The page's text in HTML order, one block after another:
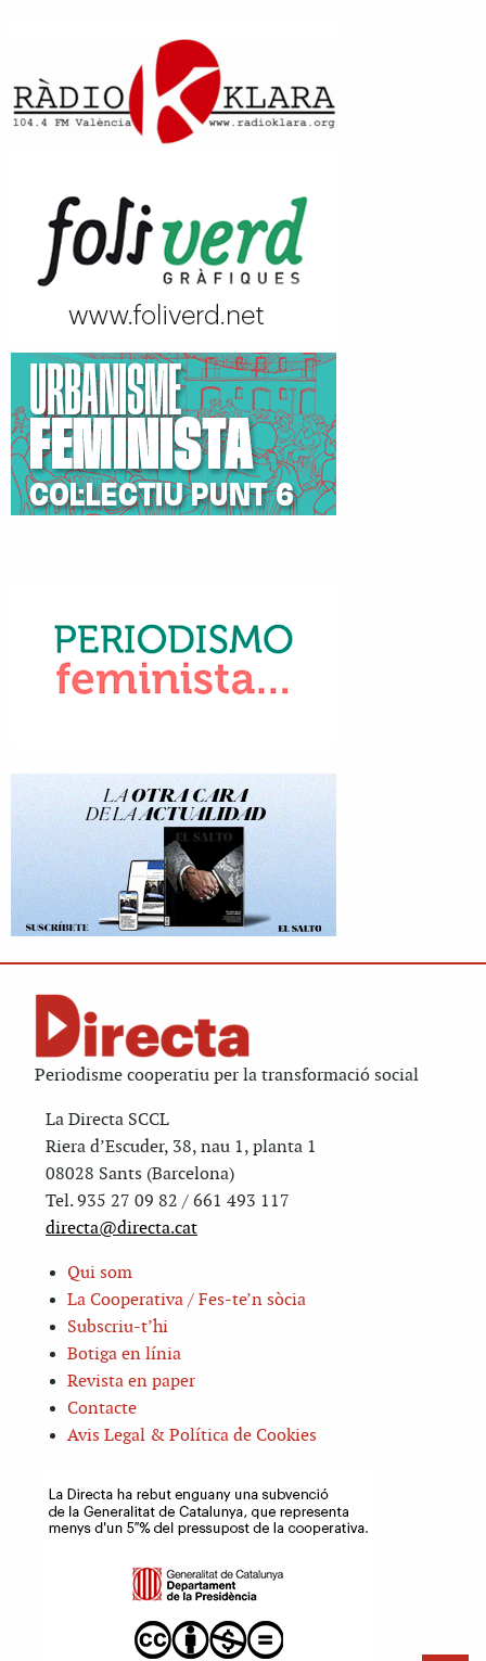
Periodisme cooperatiu per la transformació social
La Directa SCCL
Riera d’Escuder, 38, nau 1, planta 1
08028 Sants (Barcelona)
Tel. 935 27 09 82 / 661 493 117
directa@directa.cat
Qui som
La Cooperativa / Fes-te’n sòcia
Subscriu-t’hi
Botiga en línia
Revista en paper
Contacte
Avis Legal & Política de Cookies